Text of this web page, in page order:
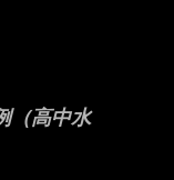
（高中水